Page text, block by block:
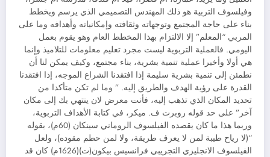
وفيلسوف التربية هو ذلك المهندس التصميمي الذي يرسم ويخطط
بناء على حاجة المجتمع وتوجهاته وثقافته وإمكانياته وأهدافه وما على
المربي “المعلم” إلا الالتزام بهذا المخطط العام وهو يقوم بعمل
اليومي. فالعملية التربوية ليست مجرد تعليم معلومات للتلاميذ وإنما
هي أولا وأخيرا عملية تنمية بشرية، بناء مجتمع، وكيف يمكن لنا أن
نطمئن إلى تنمية بشرية سليمة إذا افتقدنا الشراع الموجه، إذا افتقدنا
القدرة على رؤية الهدف والطريق إليه. ” وما لم تكن متأكدا من
تحديد المكان الذي تذهب إليه، فأنت معرض لان ينتهي بك إلى مكان
آخر” على حد قوله روبرت ف. ميكر، في كتابة الأهداف التربوية،
وربما هذا ما كان يقصده الفيلسوف الروماني سينكان (60م)، بقوله
“(لا رياح طيبة لمن لا يعرف طريقة، ولا لمن حطم مقوده)، ولعل
الفيلسوف الانجليزي التجريبي فرانسيس بيكون(ت)(1626م) كان قد